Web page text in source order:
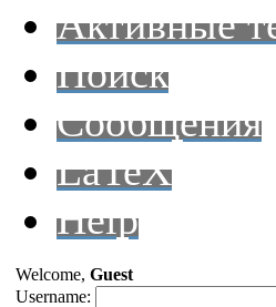
Активные
Поиск
Сообщения
LaTeX
Help
Welcome, Guest
Username: